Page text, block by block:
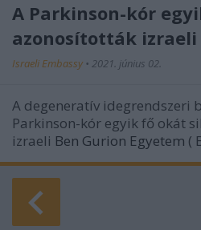
A Parkinson-kór
azonosították
Israeli Embassy • 2021. június 02.
A dege­neratív idegrendszeri
Parkinson-kór egyik fő okát
izraeli Ben Gurion Egyetem (